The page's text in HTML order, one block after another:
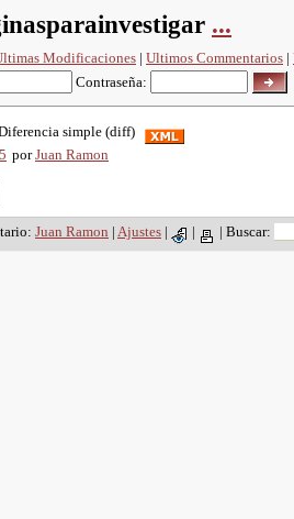
...
Modificaciones | Ultimos Commentarios |
Contraseña:
simple (diff)
porJuan Ramon
Juan Ramon | Ajustes | | | Buscar: